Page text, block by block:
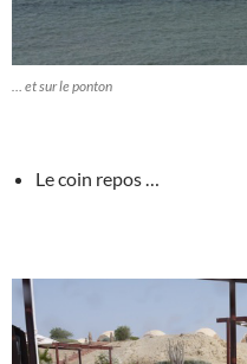
… et sur le ponton
Le coin repos …